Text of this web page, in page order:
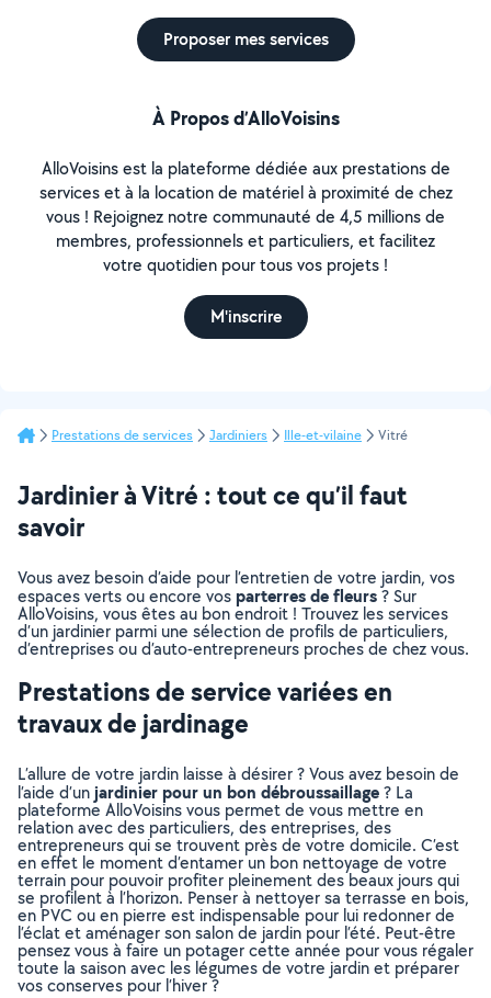
Proposer mes services
À Propos d’AlloVoisins
AlloVoisins est la plateforme dédiée aux prestations de
services et à la location de matériel à proximité de chez
vous ! Rejoignez notre communauté de 4,5 millions de
membres, professionnels et particuliers, et facilitez
votre quotidien pour tous vos projets !
M'inscrire
Prestations de services Jardiniers Ille-et-vilaine Vitré
Jardinier à Vitré : tout ce qu’il faut
savoir
Vous avez besoin d’aide pour l’entretien de votre jardin, vos
espaces verts ou encore vosparterres de fleurs? Sur
AlloVoisins, vous êtes au bon endroit ! Trouvez les services
d’un jardinier parmi une sélection de profils de particuliers,
d’entreprises ou d’auto-entrepreneurs proches de chez vous.
Prestations de service variées en
travaux de jardinage
L’allure de votre jardin laisse à désirer ? Vous avez besoin de
l’aide d’unjardinier pour un bon débroussaillage? La
plateforme AlloVoisins vous permet de vous mettre en
relation avec des particuliers, des entreprises, des
entrepreneurs qui se trouvent près de votre domicile. C’est
en effet le moment d’entamer un bon nettoyage de votre
terrain pour pouvoir profiter pleinement des beaux jours qui
se profilent à l’horizon. Penser à nettoyer sa terrasse en bois,
en PVC ou en pierre est indispensable pour lui redonner de
l’éclat et aménager son salon de jardin pour l’été. Peut-être
pensez vous à faire un potager cette année pour vous régaler
toute la saison avec les légumes de votre jardin et préparer
vos conserves pour l’hiver ?